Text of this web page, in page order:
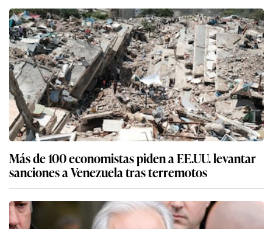
Más de 100 economistas piden a EE.UU. levantar
sanciones a Venezuela tras terremotos